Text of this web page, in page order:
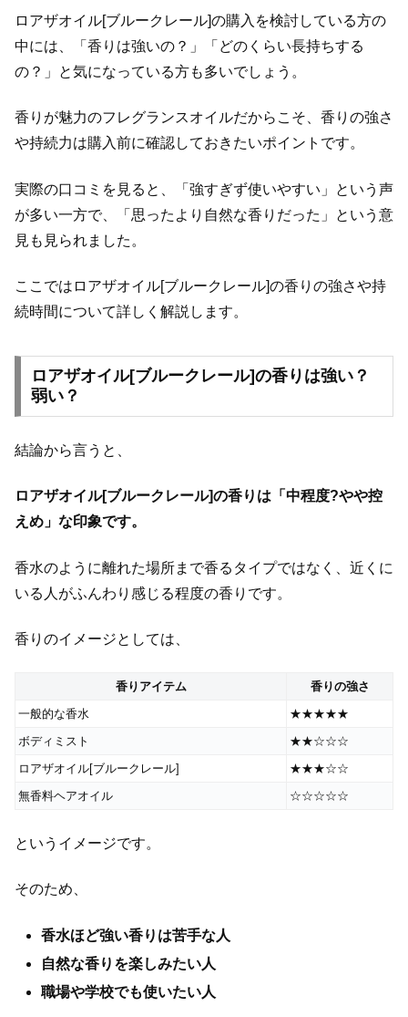
ロアザオイル[ブルークレール]の購入を検討している方の
中には、「香りは強いの？」「どのくらい長持ちする
の？」と気になっている方も多いでしょう。
香りが魅力のフレグランスオイルだからこそ、香りの強さ
や持続力は購入前に確認しておきたいポイントです。
実際の口コミを見ると、「強すぎず使いやすい」という声
が多い一方で、「思ったより自然な香りだった」という意
見も見られました。
ここではロアザオイル[ブルークレール]の香りの強さや持
続時間について詳しく解説します。
ロアザオイル[ブルークレール]の香りは強い？
弱い？
結論から言うと、
ロアザオイル[ブルークレール]の香りは「中程度?やや控
えめ」な印象です。
香水のように離れた場所まで香るタイプではなく、近くに
いる人がふんわり感じる程度の香りです。
香りのイメージとしては、
香りアイテム
香りの強さ
一般的な香水
★★★★★
ボディミスト
★★☆☆☆
ロアザオイル[ブルークレール]
★★★☆☆
無香料ヘアオイル
☆☆☆☆☆
というイメージです。
そのため、
香水ほど強い香りは苦手な人
自然な香りを楽しみたい人
職場や学校でも使いたい人